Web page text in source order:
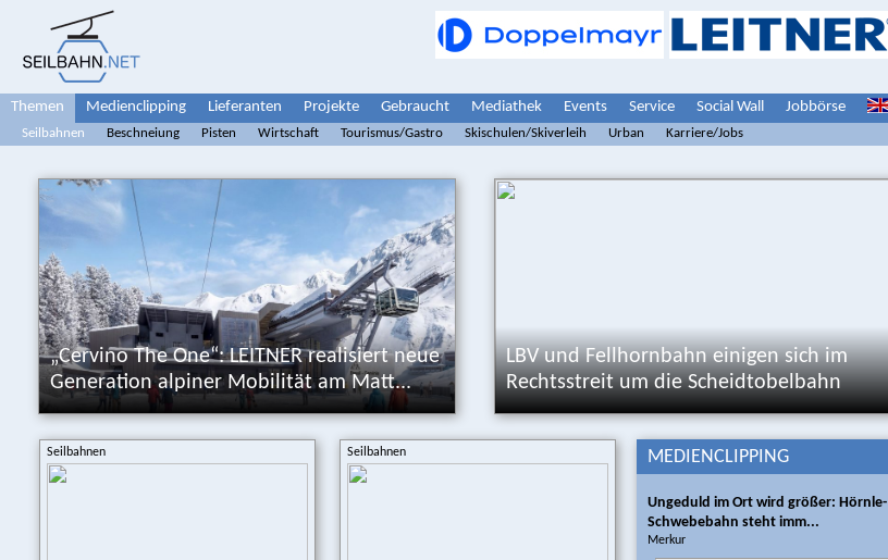
Themen Medienclipping Lieferanten Projekte Gebraucht Mediathek Events Service Social Wall Jobbörse
Seilbahnen Beschneiung Pisten Wirtschaft Tourismus/Gastro Skischulen/Skiverleih Urban Karriere/Jobs
„Cervino The One“: LEITNER realisiert neue
Generation alpiner Mobilität am Matt...
LBV und Fellhornbahn einigen sich im
Rechtsstreit um die Scheidtobelbahn
Seilbahnen Seilbahnen MEDIENCLIPPING
Ungeduld im Ort wird größer: Hörnle-
Schwebebahn steht imm...
Merkur